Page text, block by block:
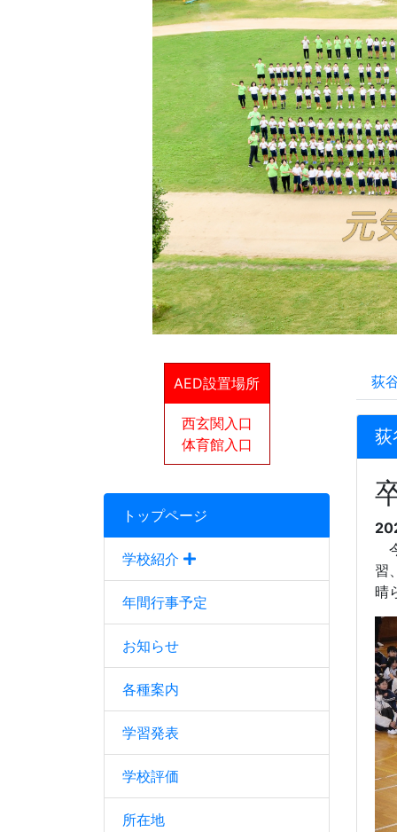
AED設置場所
西玄関入口
体育館入口
トップページ
学校紹介
年間行事予定
お知らせ
各種案内
学習発表
学校評価
所在地
荻
習
晴